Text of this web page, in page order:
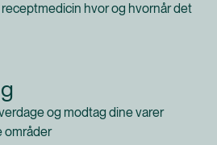
hvor og hvornår det
og modtag dine varer
områder